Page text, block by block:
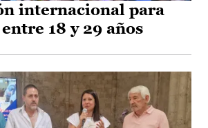
internacional para
18 y 29 años